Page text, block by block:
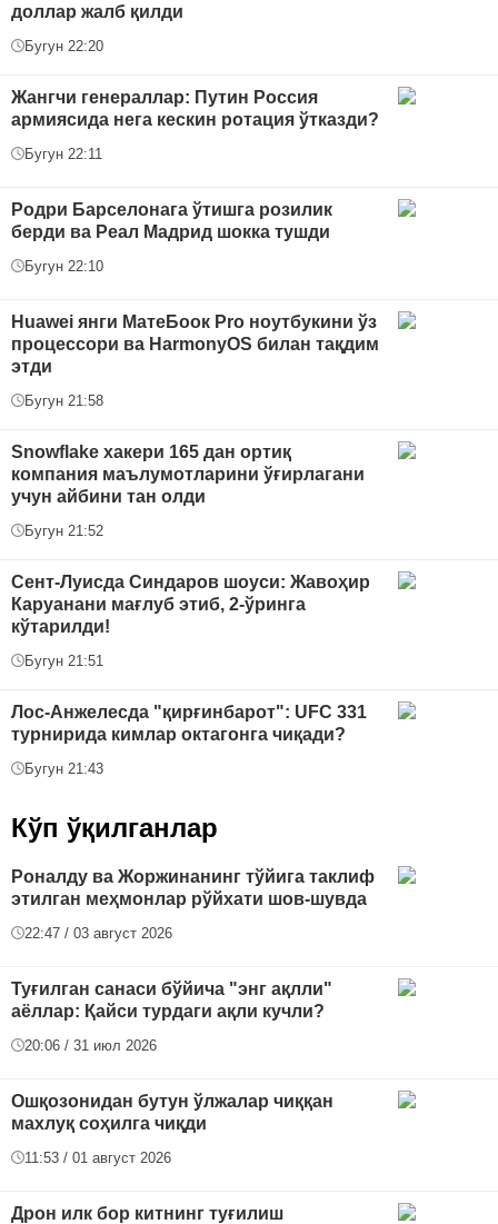
доллар жалб қилди
Бугун 22:20
Жангчи генераллар: Путин Россия
армиясида нега кескин ротация ўтказди?
Бугун 22:11
Родри Барселонага ўтишга розилик
берди ва Реал Мадрид шокка тушди
Бугун 22:10
Huawei янги МатеБоок Pro ноутбукини ўз
процессори ва HarmonyOS билан тақдим
этди
Бугун 21:58
Snowflake хакери 165 дан ортиқ
компания маълумотларини ўғирлагани
учун айбини тан олди
Бугун 21:52
Сент-Луисда Синдаров шоуси: Жавоҳир
Каруанани мағлуб этиб, 2-ўринга
кўтарилди!
Бугун 21:51
Лос-Анжелесда "қирғинбарот": UFC 331
турнирида кимлар октагонга чиқади?
Бугун 21:43
Кўп ўқилганлар
Роналду ва Жоржинанинг тўйига таклиф
этилган меҳмонлар рўйхати шов-шувда
22:47 / 03 август 2026
Туғилган санаси бўйича "энг ақлли"
аёллар: Қайси турдаги ақли кучли?
20:06 / 31 июл 2026
Ошқозонидан бутун ўлжалар чиққан
махлуқ соҳилга чиқди
11:53 / 01 август 2026
Дрон илк бор китнинг туғилиш